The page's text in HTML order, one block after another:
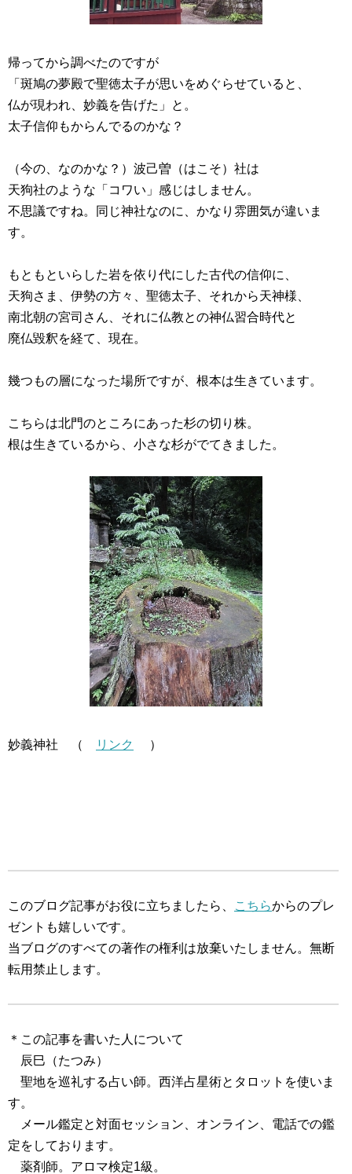
帰ってから調べたのですが
「斑鳩の夢殿で聖徳太子が思いをめぐらせていると、
仏が現われ、妙義を告げた」と。
太子信仰もからんでるのかな？
（今の、なのかな？）波己曽（はこそ）社は
天狗社のような「コワい」感じはしません。
不思議ですね。同じ神社なのに、かなり雰囲気が違いま
す。
もともといらした岩を依り代にした古代の信仰に、
天狗さま、伊勢の方々、聖徳太子、それから天神様、
南北朝の宮司さん、それに仏教との神仏習合時代と
廃仏毀釈を経て、現在。
幾つもの層になった場所ですが、根本は生きています。
こちらは北門のところにあった杉の切り株。
根は生きているから、小さな杉がでてきました。
妙義神社 （ リンク ）
このブログ記事がお役に立ちましたら、 こちらからのプレ
ゼントも嬉しいです。
当ブログのすべての著作の権利は放棄いたしません。無断
転用禁止します。
＊この記事を書いた人について
辰巳（たつみ）
聖地を巡礼する占い師。西洋占星術とタロットを使いま
す。
メール鑑定と対面セッション、オンライン、電話での鑑
定をしております。
薬剤師。アロマ検定1級。